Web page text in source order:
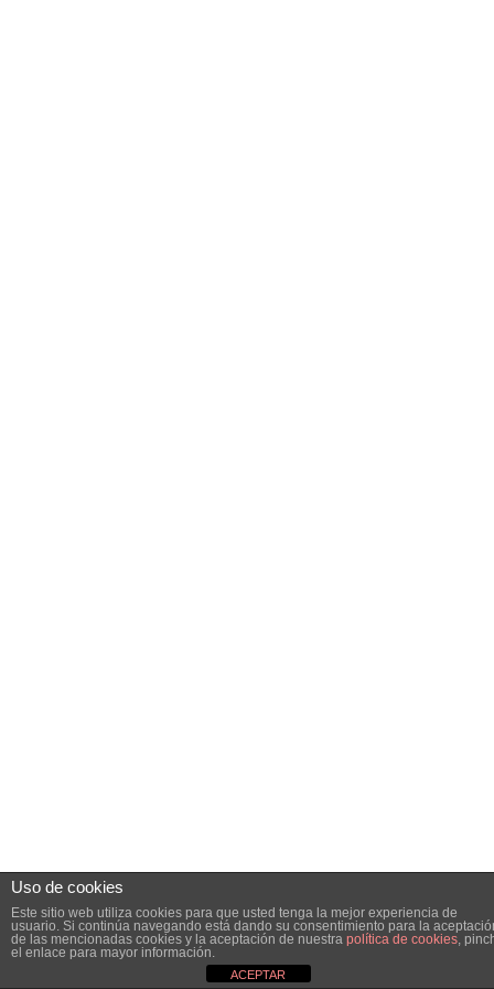
Uso de cookies
Este sitio web utiliza cookies para que usted tenga la mejor experiencia de
usuario. Si continúa navegando está dando su consentimiento para la
de las mencionadas cookies y la aceptación de nuestra política de cookies,
el enlace para mayor información.
ACEPTAR